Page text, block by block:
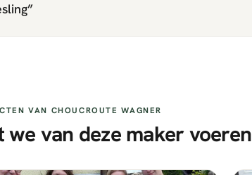
”
VAN CHOUCROUTE WAGNER
we van deze maker voeren